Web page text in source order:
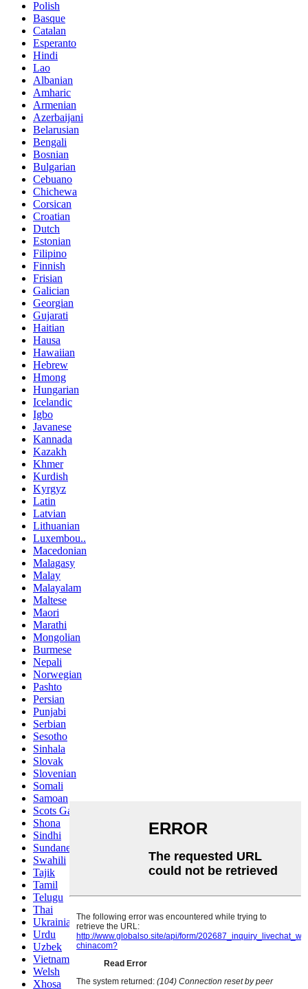
Polish
Basque
Catalan
Esperanto
Hindi
Lao
Albanian
Amharic
Armenian
Azerbaijani
Belarusian
Bengali
Bosnian
Bulgarian
Cebuano
Chichewa
Corsican
Croatian
Dutch
Estonian
Filipino
Finnish
Frisian
Galician
Georgian
Gujarati
Haitian
Hausa
Hawaiian
Hebrew
Hmong
Hungarian
Icelandic
Igbo
Javanese
Kannada
Kazakh
Khmer
Kurdish
Kyrgyz
Latin
Latvian
Lithuanian
Luxembou..
Macedonian
Malagasy
Malay
Malayalam
Maltese
Maori
Marathi
Mongolian
Burmese
Nepali
Norwegian
Pashto
Persian
Punjabi
Serbian
Sesotho
Sinhala
Slovak
Slovenian
Somali
Samoan
Scots Gaelic
Shona
Sindhi
Sundanese
Swahili
Tajik
Tamil
Telugu
Thai
Ukrainian
Urdu
Uzbek
Vietnamese
Welsh
Xhosa